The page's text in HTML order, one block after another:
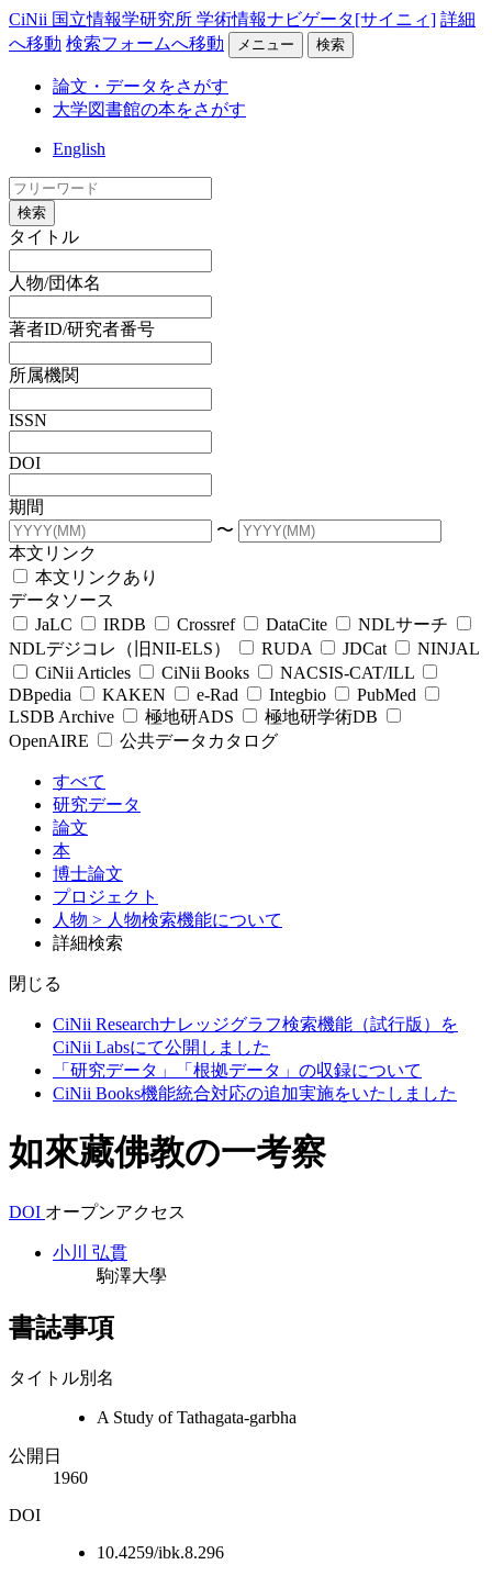
CiNii 国立情報学研究所 学術情報ナビゲータ[サイニィ] 詳細
へ移動 検索フォームへ移動 メニュー 検索
論文・データをさがす
大学図書館の本をさがす
English
検索
タイトル
人物/団体名
著者ID/研究者番号
所属機関
ISSN
DOI
期間
〜
本文リンク
本文リンクあり
データソース
JaLC
IRDB Crossref DataCite
NDLサーチ
NDLデジコレ（旧NII-ELS）
RUDA JDCat
NINJAL
CiNii Articles
CiNii Books
NACSIS-CAT/ILL
DBpedia
KAKEN e-Rad Integbio
PubMed
LSDB Archive
極地研ADS
極地研学術DB
OpenAIRE
公共データカタログ
すべて
研究データ
論文
本
博士論文
プロジェクト
人物 > 人物検索機能について
詳細検索
閉じる
CiNii Researchナレッジグラフ検索機能（試行版）を
CiNii Labsにて公開しました
「研究データ」「根拠データ」の収録について
CiNii Books機能統合対応の追加実施をいたしました
如來藏佛教の一考察
DOI オープンアクセス
小川 弘貫
駒澤大學
書誌事項
タイトル別名
A Study of Tathagata-garbha
公開日
1960
DOI
10.4259/ibk.8.296